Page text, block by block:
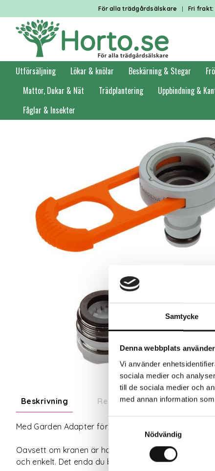
Samtycke
Denna webbplats
Vi använder
sociala medier och
till de sociala medier och
med annan information
Nödvändig
För alla trädgårdsälskare | Fri frakt:
Utförsäljning Lökar & knölar Beskärning & Stegar Frö
Mattor, Dukar & Nät
Trädplantering Uppbindning &
Fåglar & Insekter
Förstasidan Bevattning
Beskrivning Recensioner Om
Med Garden Adapter för inomhuskran kan du
Oavsett om kranen är han- eller hongängad
och enkelt. Det enda du behöver göra är att lossa